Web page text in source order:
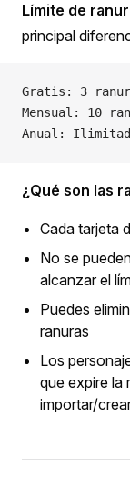
Límite de
principal
Gratis: 3
Mensual: 10
Anual:
¿Qué son las
Cada tarjeta
No se
alcanzar el
Puedes
ranuras
Los
que expire la
importar/